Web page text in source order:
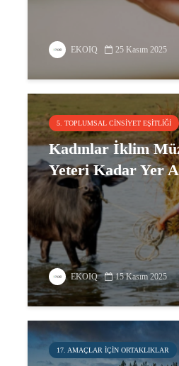
EKOIQ 25 Kasım 2025
5. TOPLUMSAL CINSIYET EŞITLIĞI
Kadınlar İklim
Yeteri Kadar Yer
EKOIQ 15 Kasım 2025
17. AMAÇLAR IÇIN ORTAKLIKLAR